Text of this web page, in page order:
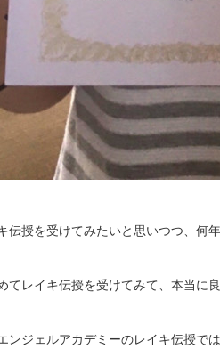
伝授を受けてみたいと思いつつ、何
てレイキ伝授を受けてみて、本当に
ンジェルアカデミーのレイキ伝授では